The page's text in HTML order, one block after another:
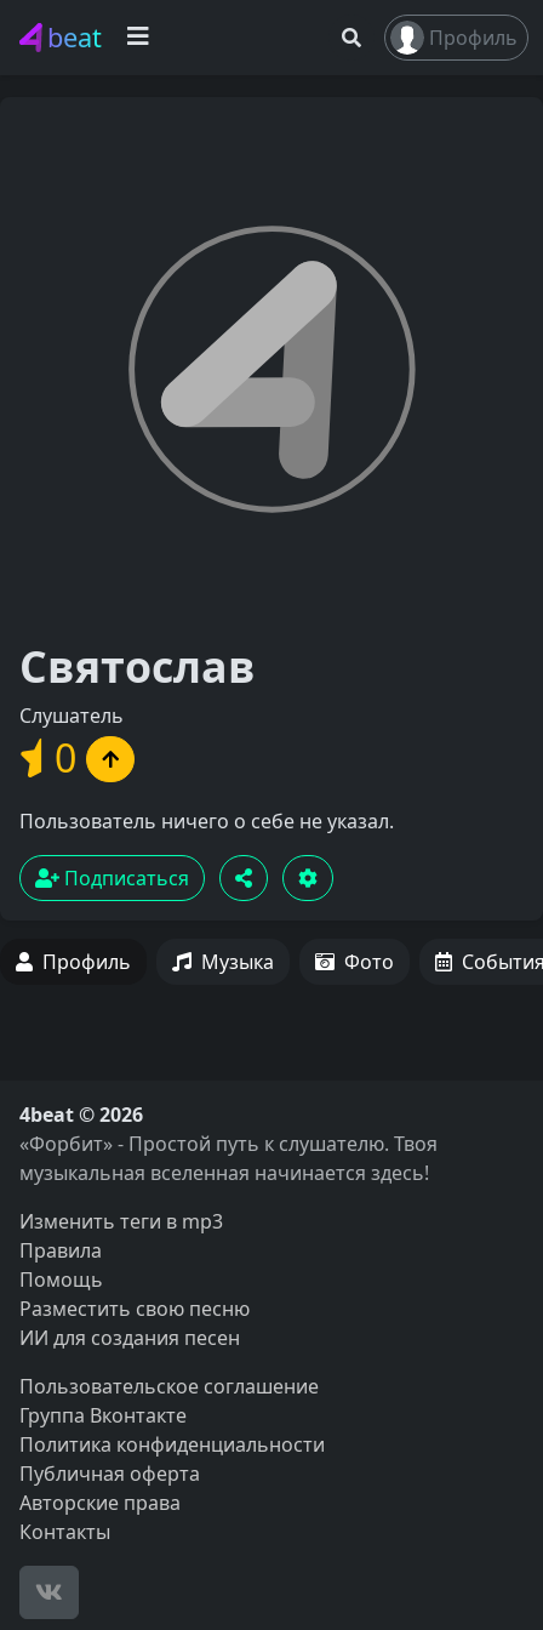
beat Профиль
Святослав
Слушатель
0
Пользователь ничего о себе не указал.
Подписаться
Профиль Музыка Фото
4beat © 2026
«Форбит» - Простой путь к слушателю. Твоя
музыкальная вселенная начинается здесь!
Изменить теги в mp3
Правила
Помощь
Разместить свою песню
ИИ для создания песен
Пользовательское соглашение
Группа Вконтакте
Политика конфиденциальности
Публичная оферта
Авторские права
Контакты